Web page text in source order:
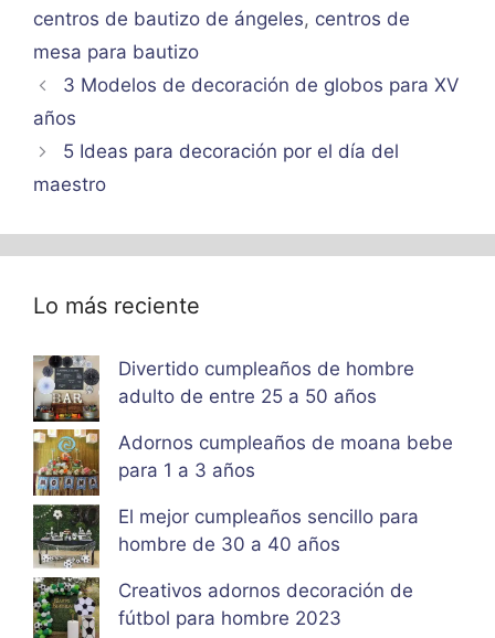
centros de bautizo de ángeles, centros de
mesa para bautizo
3 Modelos de decoración de globos para XV
años
5 Ideas para decoración por el día del
maestro
Lo más reciente
Divertido cumpleaños de hombre
adulto de entre 25 a 50 años
Adornos cumpleaños de moana bebe
para 1 a 3 años
El mejor cumpleaños sencillo para
hombre de 30 a 40 años
Creativos adornos decoración de
fútbol para hombre 2023